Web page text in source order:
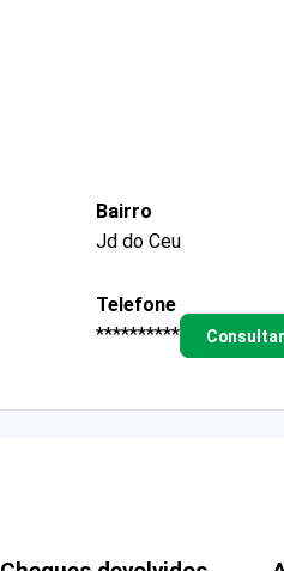
Bairro
Jd do Ceu
Telefone
**********
Consultar